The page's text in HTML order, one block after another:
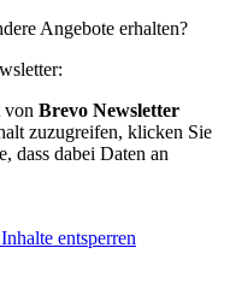
Angebote erhalten?
von Brevo Newsletter
zuzugreifen, klicken Sie
dass dabei Daten an
entsperren